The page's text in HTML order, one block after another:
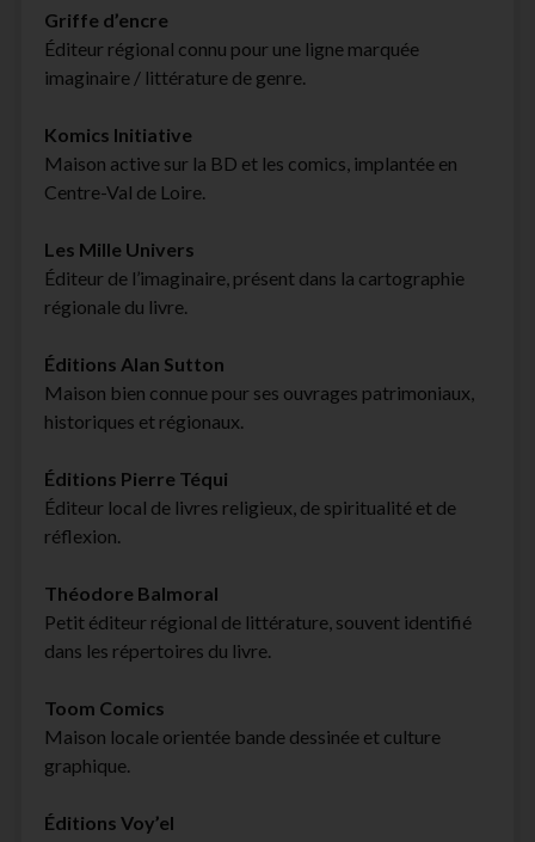
Griffe d’encre
Éditeur régional connu pour une ligne marquée
imaginaire / littérature de genre.
Komics Initiative
Maison active sur la BD et les comics, implantée en
Centre-Val de Loire.
Les Mille Univers
Éditeur de l’imaginaire, présent dans la cartographie
régionale du livre.
Éditions Alan Sutton
Maison bien connue pour ses ouvrages patrimoniaux,
historiques et régionaux.
Éditions Pierre Téqui
Éditeur local de livres religieux, de spiritualité et de
réflexion.
Théodore Balmoral
Petit éditeur régional de littérature, souvent identifié
dans les répertoires du livre.
Toom Comics
Maison locale orientée bande dessinée et culture
graphique.
Éditions Voy’el